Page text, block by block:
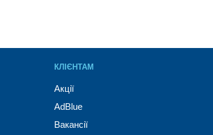
КЛІЄНТАМ
Акції
AdBlue
Вакансії